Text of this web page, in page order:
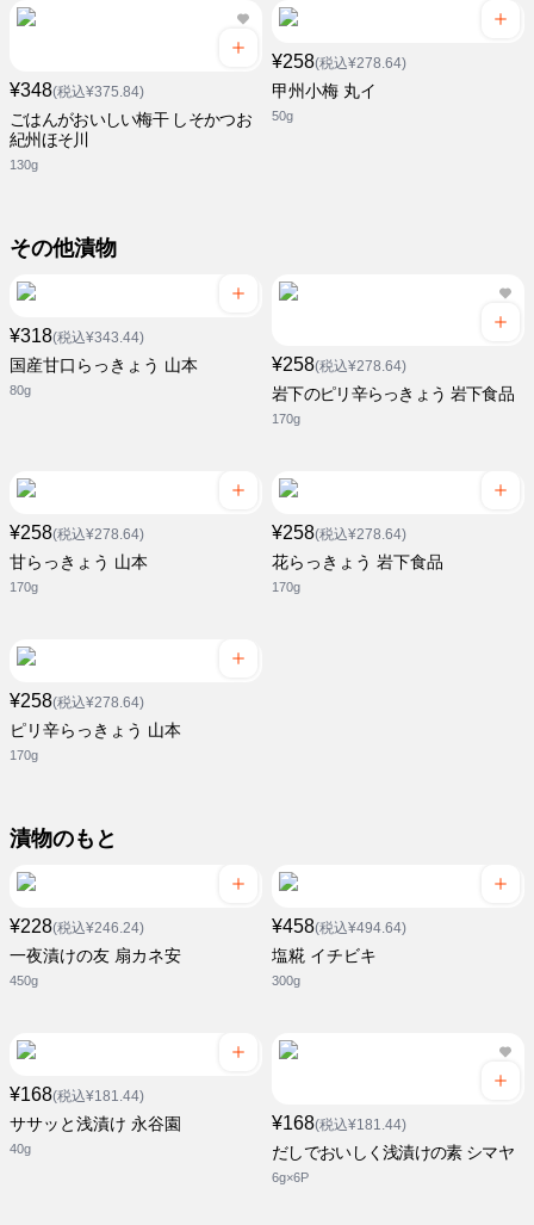
¥348(税込¥375.84)
ごはんがおいしい梅干 しそかつお
紀州ほそ川
130g
¥258(税込¥278.64)
甲州小梅 丸イ
50g
その他漬物
¥318(税込¥343.44)
国産甘口らっきょう 山本
80g
¥258(税込¥278.64)
岩下のピリ辛らっきょう 岩下食品
170g
¥258(税込¥278.64)
甘らっきょう 山本
170g
¥258(税込¥278.64)
花らっきょう 岩下食品
170g
¥258(税込¥278.64)
ピリ辛らっきょう 山本
170g
漬物のもと
¥228(税込¥246.24)
一夜漬けの友 扇カネ安
450g
¥458(税込¥494.64)
塩糀 イチビキ
300g
¥168(税込¥181.44)
ササッと浅漬け 永谷園
40g
¥168(税込¥181.44)
だしでおいしく浅漬けの素 シマヤ
6g×6P